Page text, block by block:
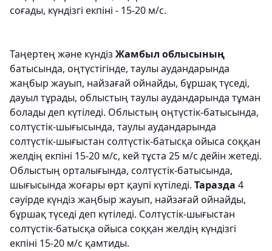
соғады, күндізгі екпіні - 15-20 м/с.
Таңертең және күндіз Жамбыл облысының
батысында, оңтүстігінде, таулы аудандарында
жаңбыр жауып, найзағай ойнайды, бұршақ түседі,
дауыл тұрады, облыстың таулы аудандарында тұман
болады деп күтіледі. Облыстың оңтүстік-батысында,
солтүстік-шығысында, таулы аудандарында
солтүстік-шығыстан солтүстік-батысқа ойыса соққан
желдің екпіні 15-20 м/с, кей тұста 25 м/с дейін жетеді.
Облыстың орталығында, солтүстік-батысында,
шығысында жоғары өрт қаупі күтіледі. Таразда 4
сәуірде күндіз жаңбыр жауып, найзағай ойнайды,
бұршақ түседі деп күтіледі. Солтүстік-шығыстан
солтүстік-батысқа ойыса соққан желдің күндізгі
екпіні 15-20 м/с қамтиды.